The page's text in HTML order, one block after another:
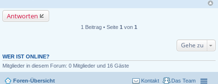
Antworten
1 Beitrag • Seite 1 von 1
Gehe zu
WER IST ONLINE?
Mitglieder in diesem Forum: 0 Mitglieder und 16 Gäste
Foren-Übersicht Das Team
Kontakt